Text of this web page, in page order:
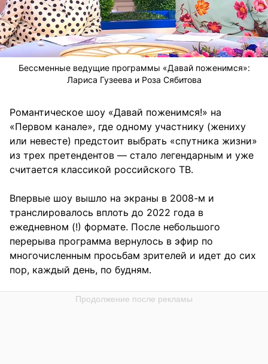
Бессменные ведущие программы «Давай поженимся»:
Лариса Гузеева и Роза Сябитова
Романтическое шоу «Давай поженимся!» на
«Первом канале», где одному участнику (жениху
или невесте) предстоит выбрать «спутника жизни»
из трех претендентов — стало легендарным и уже
считается классикой российского ТВ.
Впервые шоу вышло на экраны в 2008-м и
транслировалось вплоть до 2022 года в
ежедневном (!) формате. После небольшого
перерыва программа вернулось в эфир по
многочисленным просьбам зрителей и идет до сих
пор, каждый день, по будням.